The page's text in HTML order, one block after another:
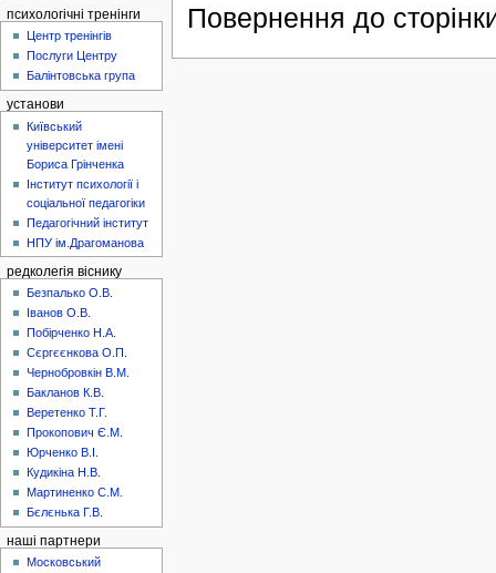
Повернення до
психологічні тренінги
Центр тренінгів
Послуги Центру
Балінтовська група
установи
Київський
університет імені
Бориса Грінченка
Інститут психології і
соціальної педагогіки
Педагогічний інститут
НПУ ім.Драгоманова
редколегія віснику
Безпалько О.В.
Іванов О.В.
Побірченко Н.А.
Сєргєєнкова О.П.
Чернобровкін В.М.
Бакланов К.В.
Веретенко Т.Г.
Прокопович Є.М.
Юрченко В.І.
Кудикіна Н.В.
Мартиненко С.М.
Бєлєнька Г.В.
наші партнери
Московський